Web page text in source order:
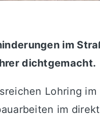
im
dichtgemacht.
Lohring
im